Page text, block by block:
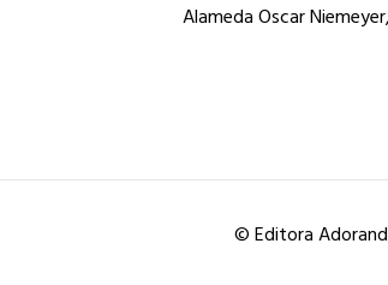
Alameda Oscar
© Editora